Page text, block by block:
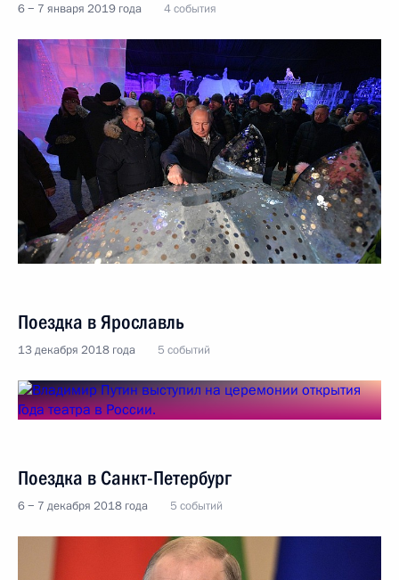
6 − 7 января 2019 года 4 события
Поездка в Ярославль
13 декабря 2018 года 5 событий
Поездка в Санкт-Петербург
6 − 7 декабря 2018 года 5 событий